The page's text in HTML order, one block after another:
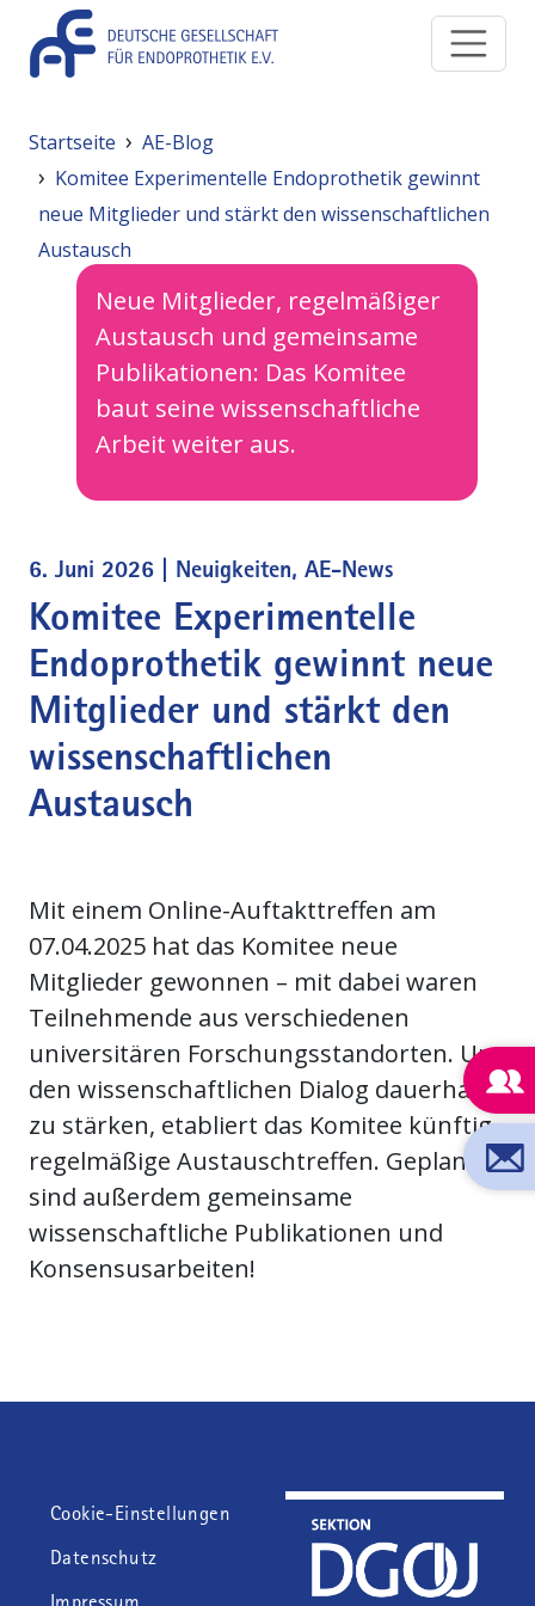
Direkt zum Inhalt
Pfadnavigation
Startseite
AE-Blog
Komitee Experimentelle Endoprothetik gewinnt
neue Mitglieder und stärkt den wissenschaftlichen
Austausch
Neue Mitglieder, regelmäßiger
Austausch und gemeinsame
Publikationen: Das Komitee
baut seine wissenschaftliche
Arbeit weiter aus.
6. Juni 2026 | Neuigkeiten AE-News
Komitee Experimentelle
Endoprothetik gewinnt neue
Mitglieder und stärkt den
wissenschaftlichen
Austausch
Mit einem Online-Auftakttreffen am
07.04.2025 hat das Komitee neue
Mitglieder gewonnen – mit dabei waren
Teilnehmende aus verschiedenen
universitären Forschungsstandorten. Um
den wissenschaftlichen Dialog dauerhaft
zu stärken, etabliert das Komitee künftig
regelmäßige Austauschtreffen. Geplant
sind außerdem gemeinsame
wissenschaftliche Publikationen und
Konsensusarbeiten!
Fußzeile
Cookie-Einstellungen
Datenschutz